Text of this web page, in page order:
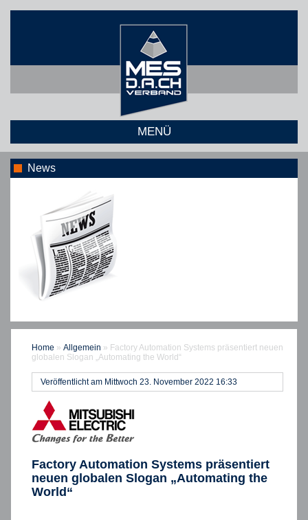
MENÜ
News
Home » Allgemein » Factory Automation Systems präsentiert neuen
globalen Slogan „Automating the World“
Veröffentlicht am Mittwoch 23. November 2022 16:33
Factory Automation Systems präsentiert
neuen globalen Slogan „Automating the
World“